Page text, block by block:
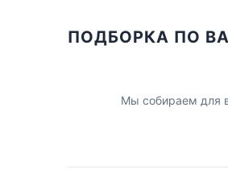
ПОДБОРКА ПО
Мы собираем для